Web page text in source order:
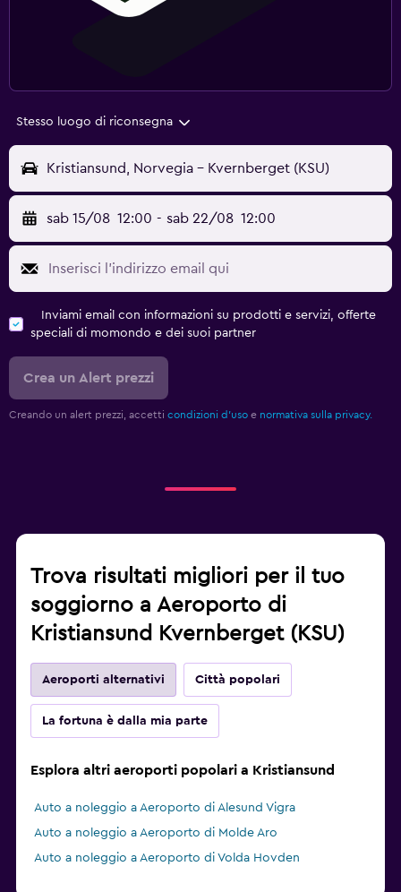
Stesso luogo di riconsegna
Kristiansund, Norvegia - Kvernberget (KSU)
sab 15/08 12:00 - sab 22/08 12:00
Inviami email con informazioni su prodotti e servizi, offerte
speciali di momondo e dei suoi partner
Crea un Alert prezzi
Creando un alert prezzi, accetti condizioni d'uso e normativa sulla privacy.
Trova risultati migliori per il tuo
soggiorno a Aeroporto di
Kristiansund Kvernberget (KSU)
Aeroporti alternativi Città popolari
La fortuna è dalla mia parte
Esplora altri aeroporti popolari a Kristiansund
Auto a noleggio a Aeroporto di Alesund Vigra
Auto a noleggio a Aeroporto di Molde Aro
Auto a noleggio a Aeroporto di Volda Hovden